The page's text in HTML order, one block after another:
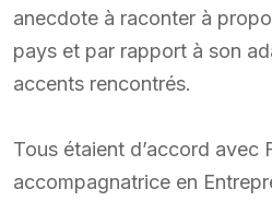
anecdote à raconter à
pays et par rapport à son
accents rencontrés.
Tous étaient d’accord avec
accompagnatrice en